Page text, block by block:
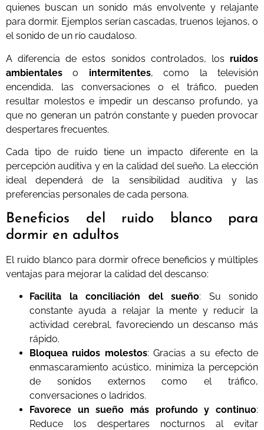
quienes buscan un sonido más envolvente y relajante
para dormir. Ejemplos serían cascadas, truenos lejanos, o
el sonido de un río caudaloso.
A diferencia de estos sonidos controlados, los ruidos
ambientales o intermitentes, como la televisión
encendida, las conversaciones o el tráfico, pueden
resultar molestos e impedir un descanso profundo, ya
que no generan un patrón constante y pueden provocar
despertares frecuentes.
Cada tipo de ruido tiene un impacto diferente en la
percepción auditiva y en la calidad del sueño. La elección
ideal dependerá de la sensibilidad auditiva y las
preferencias personales de cada persona.
Beneficios del ruido blanco para
dormir en adultos
El ruido blanco para dormir ofrece beneficios y múltiples
ventajas para mejorar la calidad del descanso:
Facilita la conciliación del sueño: Su sonido
constante ayuda a relajar la mente y reducir la
actividad cerebral, favoreciendo un descanso más
rápido.
Bloquea ruidos molestos: Gracias a su efecto de
enmascaramiento acústico, minimiza la percepción
de sonidos externos como el tráfico,
conversaciones o ladridos.
Favorece un sueño más profundo y continuo:
Reduce los despertares nocturnos al evitar